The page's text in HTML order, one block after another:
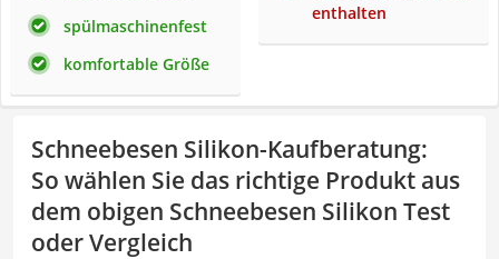
spülmaschinenfest
komfortable Größe
enthalten
Schneebesen Silikon-Kaufberatung:
So wählen Sie das richtige Produkt aus
dem obigen Schneebesen Silikon Test
oder Vergleich